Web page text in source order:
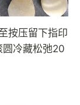
按压留下指印
圆冷藏松弛20